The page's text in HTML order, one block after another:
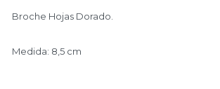
Broche Hojas Dorado.
Medida: 8,5 cm